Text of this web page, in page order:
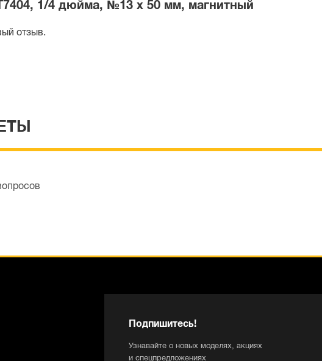
1/4 дюйма, №13 x 50 мм, магнитный
отзыв.
Подпишитесь!
Узнавайте о новых моделях, акциях
и спецпредложениях